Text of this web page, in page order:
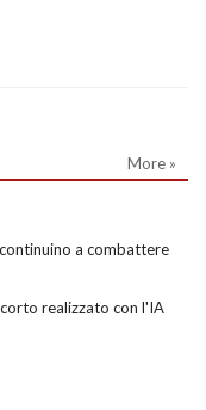
More »
a combattere
realizzato con l'IA